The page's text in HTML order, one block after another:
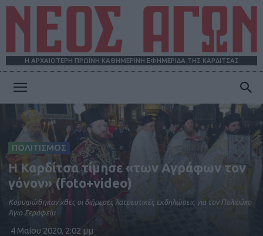
Η ΑΡΧΑΙΟΤΕΡΗ ΠΡΩΪΝΗ ΚΑΘΗΜΕΡΙΝΗ ΕΦΗΜΕΡΙΔΑ ΤΗΣ ΚΑΡΔΙΤΣΑΣ
ΑΓΩΝ
ΠΟΛΙΤΙΣΜΟΣ
Η Καρδίτσα τίμησε «των Αγράφων τον
γόνον» (foto+video)
Κορυφώθηκαν χθες οι διήμερες λατρευτικές εκδηλώσεις για τον Πολιούχο
Άγιο Σεραφείμ
4 Μαΐου 2020, 2:02 μμ